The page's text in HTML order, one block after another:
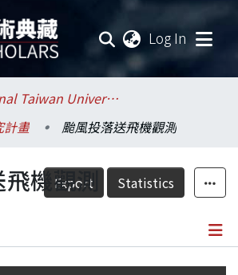
Log In
.National Taiwan University / 國立臺灣大學
畫
颱風投落送飛機觀測
Export Statistics
機觀測
Details